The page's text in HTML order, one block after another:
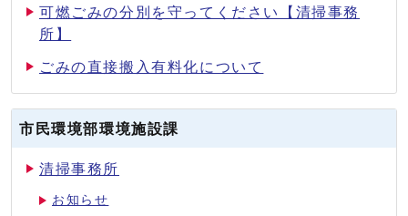
可燃ごみの分別を守ってください【清掃事務
所】
ごみの直接搬入有料化について
市民環境部環境施設課
清掃事務所
お知らせ